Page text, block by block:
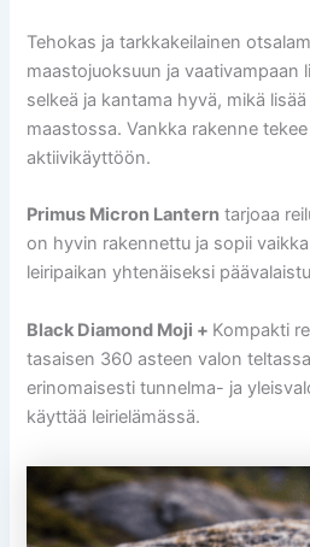
Tehokas ja tarkkakeilainen
maastojuoksuun ja vaativampaan
selkeä ja kantama hyvä, mikä
maastossa. Vankka rakenne
aktiivikäyttöön.
Primus Micron Lantern tarjoaa
on hyvin rakennettu ja sopii
leiripaikan yhtenäiseksi
Black Diamond Moji + Kompakti
tasaisen 360 asteen valon
erinomaisesti tunnelma- ja
käyttää leirielämässä.